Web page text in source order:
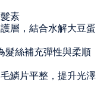
素
層，結合水解大豆蛋
髮絲補充彈性與柔順
鱗片平整，提升光澤